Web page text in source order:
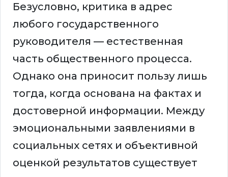
Безусловно, критика в адрес
любого государственного
руководителя — естественная
часть общественного процесса.
Однако она приносит пользу лишь
тогда, когда основана на фактах и
достоверной информации. Между
эмоциональными заявлениями в
социальных сетях и объективной
оценкой результатов существует